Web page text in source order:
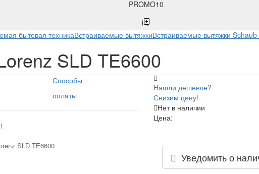
PROMO10
бытовая техникаВстраиваемые вытяжкиВстраиваемые вытяжки
SLD TE6600
Способы
оплаты
Нашли дешевле?
Снизим цену!
Нет в наличии
Цена:
Уведомить о